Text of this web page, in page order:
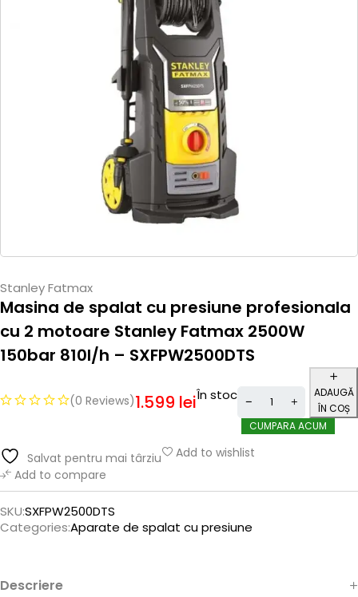
Stanley Fatmax
Masina de spalat cu presiune profesionala
cu 2 motoare Stanley Fatmax 2500W
150bar 810l/h – SXFPW2500DTS
(0 Reviews)1.599 leiÎn stoc
ADAUGĂ
ÎN COȘ
CUMPARA ACUM
Salvat pentru mai târziu
Add to wishlist
Add to compare
SKU:SXFPW2500DTS
Categories:Aparate de spalat cu presiune
Descriere